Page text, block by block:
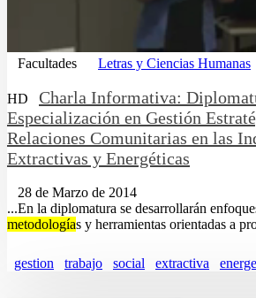
Facultades Letras y Ciencias Humanas
HD
Charla Informativa:
Especialización en Gestión
Relaciones Comunitarias en las
Extractivas y Energéticas
28 de Marzo de 2014
...En la diplomatura se desarrollarán
metodologías y herramientas orientadas a
gestion trabajo social extractiva